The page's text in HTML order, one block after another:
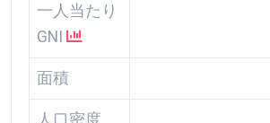
一人当たり
GNI
面積
人口密度